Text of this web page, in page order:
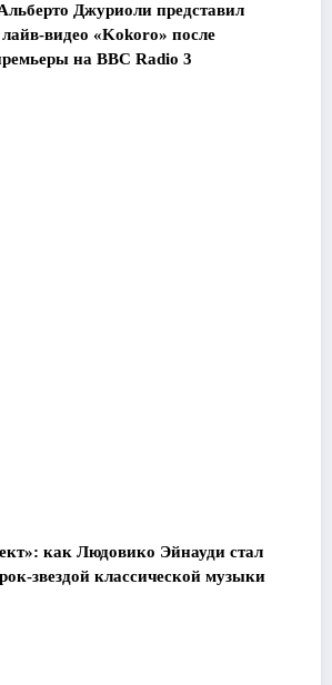
Джуриоли представил
видео «Kokoro» после
на BBC Radio 3
как Людовико Эйнауди стал
звездой классической музыки